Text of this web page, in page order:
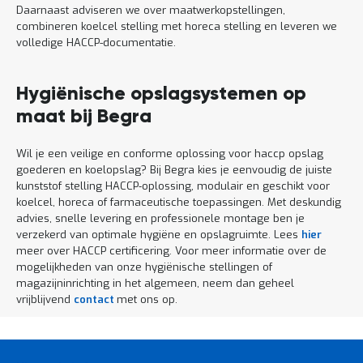
Daarnaast adviseren we over maatwerkopstellingen,
combineren koelcel stelling met horeca stelling en leveren we
volledige HACCP-documentatie.
Hygiënische opslagsystemen op
maat bij Begra
Wil je een veilige en conforme oplossing voor haccp opslag
goederen en koelopslag? Bij Begra kies je eenvoudig de juiste
kunststof stelling HACCP‑oplossing, modulair en geschikt voor
koelcel, horeca of farmaceutische toepassingen. Met deskundig
advies, snelle levering en professionele montage ben je
verzekerd van optimale hygiëne en opslagruimte. Lees hier
meer over HACCP certificering. Voor meer informatie over de
mogelijkheden van onze hygiënische stellingen of
magazijninrichting in het algemeen, neem dan geheel
vrijblijvend contact met ons op.